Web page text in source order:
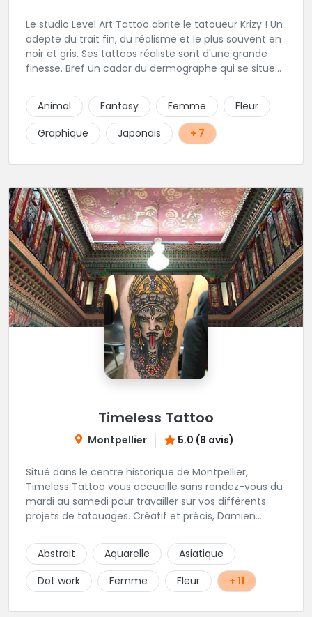
Le studio Level Art Tattoo abrite le tatoueur Krizy ! Un
adepte du trait fin, du réalisme et le plus souvent en
noir et gris. Ses tattoos réaliste sont d'une grande
finesse. Bref un cador du dermographe qui se situe
Animal
Fantasy Femme
Fleur
Graphique
Japonais + 7
Timeless Tattoo
Montpellier 5.0 (8 avis)
Situé dans le centre historique de Montpellier,
Timeless Tattoo vous accueille sans rendez-vous du
mardi au samedi pour travailler sur vos différents
projets de tatouages. Créatif et précis, Damien
sans failles. Spécialisé dans le tatouage traditionnel,
old school, mais également à l'aise dans la
réalisation de pièces de styles différents : Dotwork,
Japonais, Graphique, mandala .. N'hésitez pas à le
Abstrait Aquarelle
Asiatique
Dot work
Femme Fleur + 11